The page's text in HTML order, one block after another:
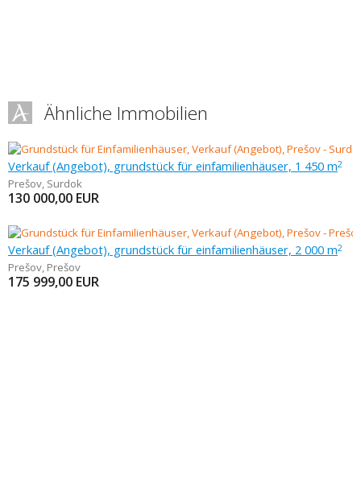
Ähnliche Immobilien
Verkauf (Angebot), grundstück für einfamilienhäuser, 1 450 m2
Prešov, Surdok
130 000,00 EUR
Verkauf (Angebot), grundstück für einfamilienhäuser, 2 000 m2
Prešov, Prešov
175 999,00 EUR